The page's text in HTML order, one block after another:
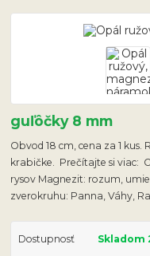
guľôčky 8 mm
Obvod 18 cm, cena za 1
krabičke. Prečítajte si viac:
rysov Magnezit: rozum,
zverokruhu: Panna, Váhy,
Dostupnosť Skladom